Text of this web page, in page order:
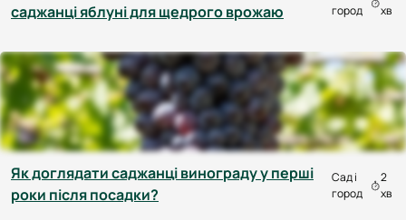
саджанці яблуні для щедрого врожаю
город
хв
Як доглядати саджанці винограду у перші
роки після посадки?
Сад і
город
2
хв